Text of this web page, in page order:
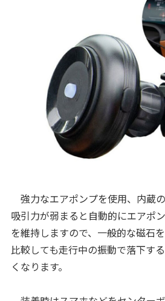
強力なエアポンプを使用、内蔵
吸引力が弱まると自動的にエアポ
を維持しますので、一般的な磁石
比較しても走行中の振動で落下す
くなります。